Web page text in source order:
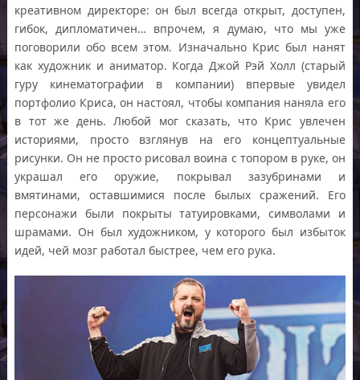
креативном директоре: он был всегда открыт, доступен,
гибок, дипломатичен… впрочем, я думаю, что мы уже
поговорили обо всем этом. Изначально Крис был нанят
как художник и аниматор. Когда Джой Рэй Холл (старый
гуру кинематографии в компании) впервые увидел
портфолио Криса, он настоял, чтобы компания наняла его
в тот же день. Любой мог сказать, что Крис увлечен
историями, просто взглянув на его концептуальные
рисунки. Он не просто рисовал воина с топором в руке, он
украшал его оружие, покрывал зазубринами и
вмятинами, оставшимися после былых сражений. Его
персонажи были покрыты татуировками, символами и
шрамами. Он был художником, у которого был избыток
идей, чей мозг работал быстрее, чем его рука.